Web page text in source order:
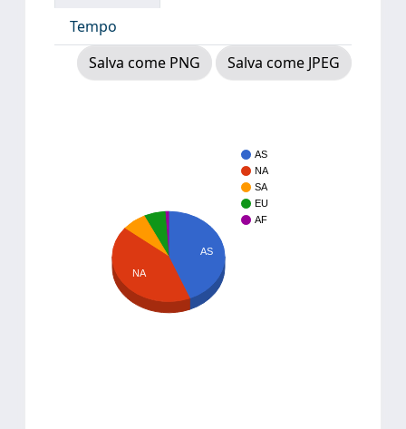
Tempo
Salva come PNG
Salva come JPEG
AS
NA
SA
EU
AF
AS
NA